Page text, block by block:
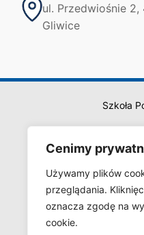
Cenimy
Używamy plików
przeglądania.
oznacza zgodę na
cookie.
ul. Przedwiośnie 2,
Gliwice
Szkoła